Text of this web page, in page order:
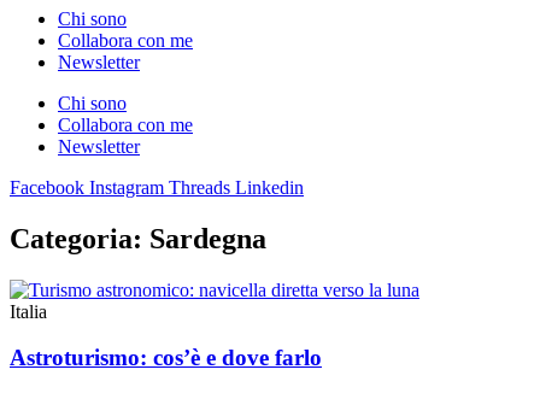
Chi sono
Collabora con me
Newsletter
Chi sono
Collabora con me
Newsletter
Facebook Instagram Threads Linkedin
Categoria: Sardegna
Italia
Astroturismo: cos’è e dove farlo